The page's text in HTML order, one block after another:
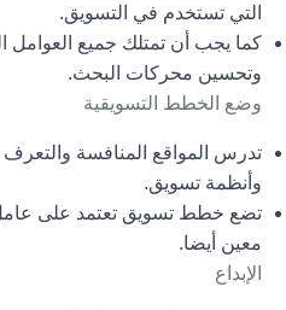
التي تستخدم في التسويق.
كما يجب أن تمتلك جميع العوامل
وتحسين محركات البحث.
وضع الخطط التسويقية
تدرس المواقع المنافسة
وأنظمة تسويق.
تضع خطط تسويق تعتمد على
معين أيضا.
الإبداع